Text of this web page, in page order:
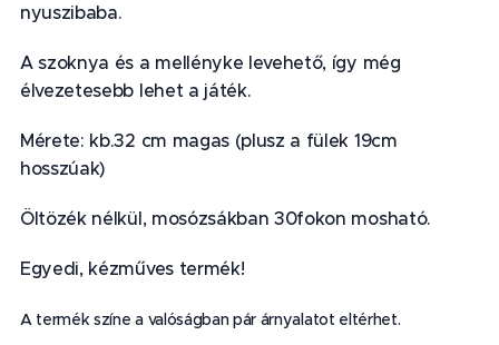
nyuszibaba.
A szoknya és a mellényke levehető, így még
élvezetesebb lehet a játék.
Mérete: kb.32 cm magas (plusz a fülek 19cm
hosszúak)
Öltözék nélkül, mosózsákban 30fokon mosható.
Egyedi, kézműves termék!
A termék színe a valóságban pár árnyalatot eltérhet.